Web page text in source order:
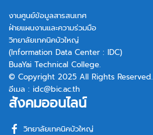
งานศูนย์ข้อมูลสารสนเทศ
ฝ่ายแผนงานและความร่วมมือ
วิทยาลัยเทคนิคบัวใหญ่
(Information Data Center : IDC)
BuaYai Technical College.
© Copyright 2025 All Rights Reserved.
อีเมล : idc@bic.ac.th
สังคมออนไลน์
วิทยาลัยเทคนิคบัวใหญ่